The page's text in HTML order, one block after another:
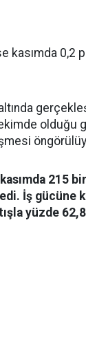
kasımda 0,2
olduğu
215
İş gücüne
yüzde